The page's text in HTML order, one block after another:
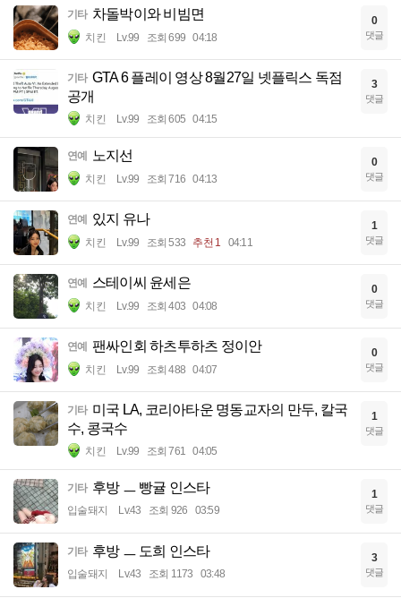
기타 차돌박이와 비빔면
치킨 Lv.99 조회 699 04:18
0
댓글
기타 GTA 6 플레이 영상 8월27일 넷플릭스 독점
공개
치킨 Lv.99 조회 605 04:15
3
댓글
연예 노지선
치킨 Lv.99 조회 716 04:13
0
댓글
연예 있지 유나
치킨 Lv.99 조회 533 추천 1 04:11
1
댓글
연예 스테이씨 윤세은
치킨 Lv.99 조회 403 04:08
0
댓글
연예 팬싸인회 하츠투하츠 정이안
치킨 Lv.99 조회 488 04:07
0
댓글
기타 미국 LA, 코리아타운 명동교자의 만두, 칼국
수, 콩국수
치킨 Lv.99 조회 761 04:05
1
댓글
기타 후방 ㅡ 빵귤 인스타
입술돼지 Lv.43 조회 926 03:59
1
댓글
기타 후방 ㅡ 도희 인스타
입술돼지 Lv.43 조회 1173 03:48
3
댓글